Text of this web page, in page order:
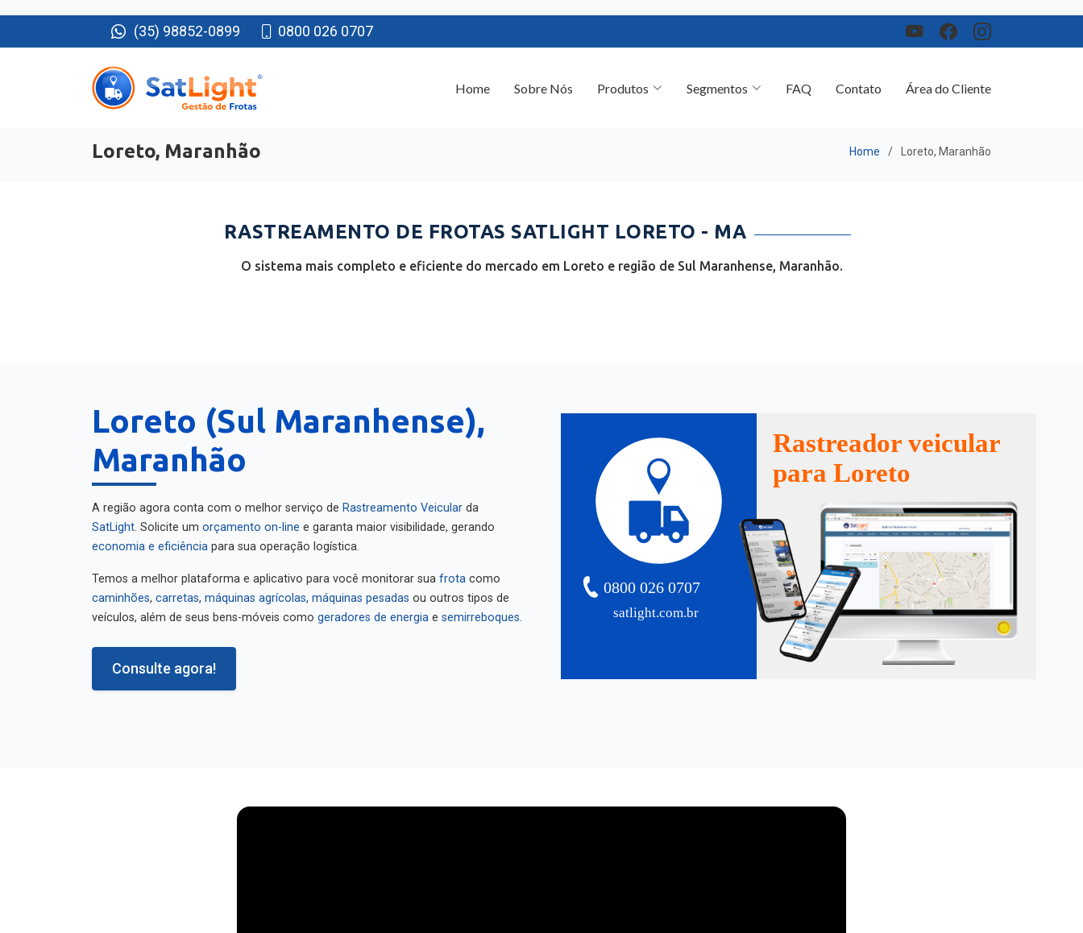
(35) 98852-0899 0800 026 0707
Loreto, Maranhão
RASTREAMENTO DE FROTAS SATLIGHT LORETO - MA
O sistema mais completo e eficiente do mercado em Loreto e região de Sul Maranhense, Maranhão.
Loreto (Sul Maranhense),
Maranhão
A região agora conta com o melhor serviço de Rastreamento Veicular
da
SatLight
. Solicite um orçamento on-line
e garanta maior visibilidade, gerando
economia e eficiência
para sua operação logística.
Temos a melhor plataforma e aplicativo para você monitorar sua frota
caminhões
máquinas agrícolas máquinas pesadas
ou outros tipos de
veículos, além de seus bens-móveis como
geradores de energia semirreboques
Consulte agora!
satlight.com.br
0800 026 0707
Rastreador veicular
para Loreto